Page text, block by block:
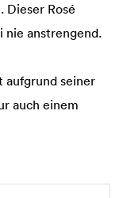
Dieser Rosé
nie anstrengend.
aufgrund seiner
auch einem